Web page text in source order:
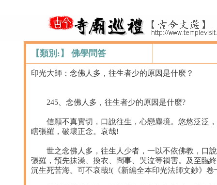
【類別:】 佛學問答
印光大師：念佛人多，往生者少的原因是什麼？
245、念佛人多，往生者少的原因是什麼?
信願不真實切，口說往生，心戀塵境。悠悠泛泛，
瞎張羅，破壞正念。哀哉!
世之念佛人多，往生人少者，一以不依佛教，口說
張羅，預先抺澡、換衣、問事、哭泣等禍害。及至臨
沉生死苦海。可不哀哉!(《新編全本印光法師文鈔》